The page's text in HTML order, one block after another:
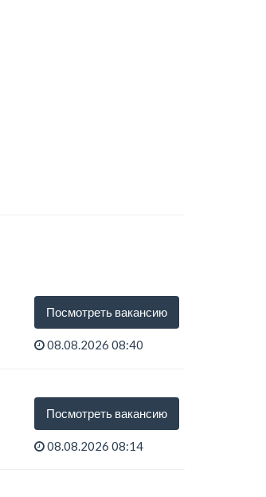
Посмотреть вакансию
08.08.2026 08:40
Посмотреть вакансию
08.08.2026 08:14